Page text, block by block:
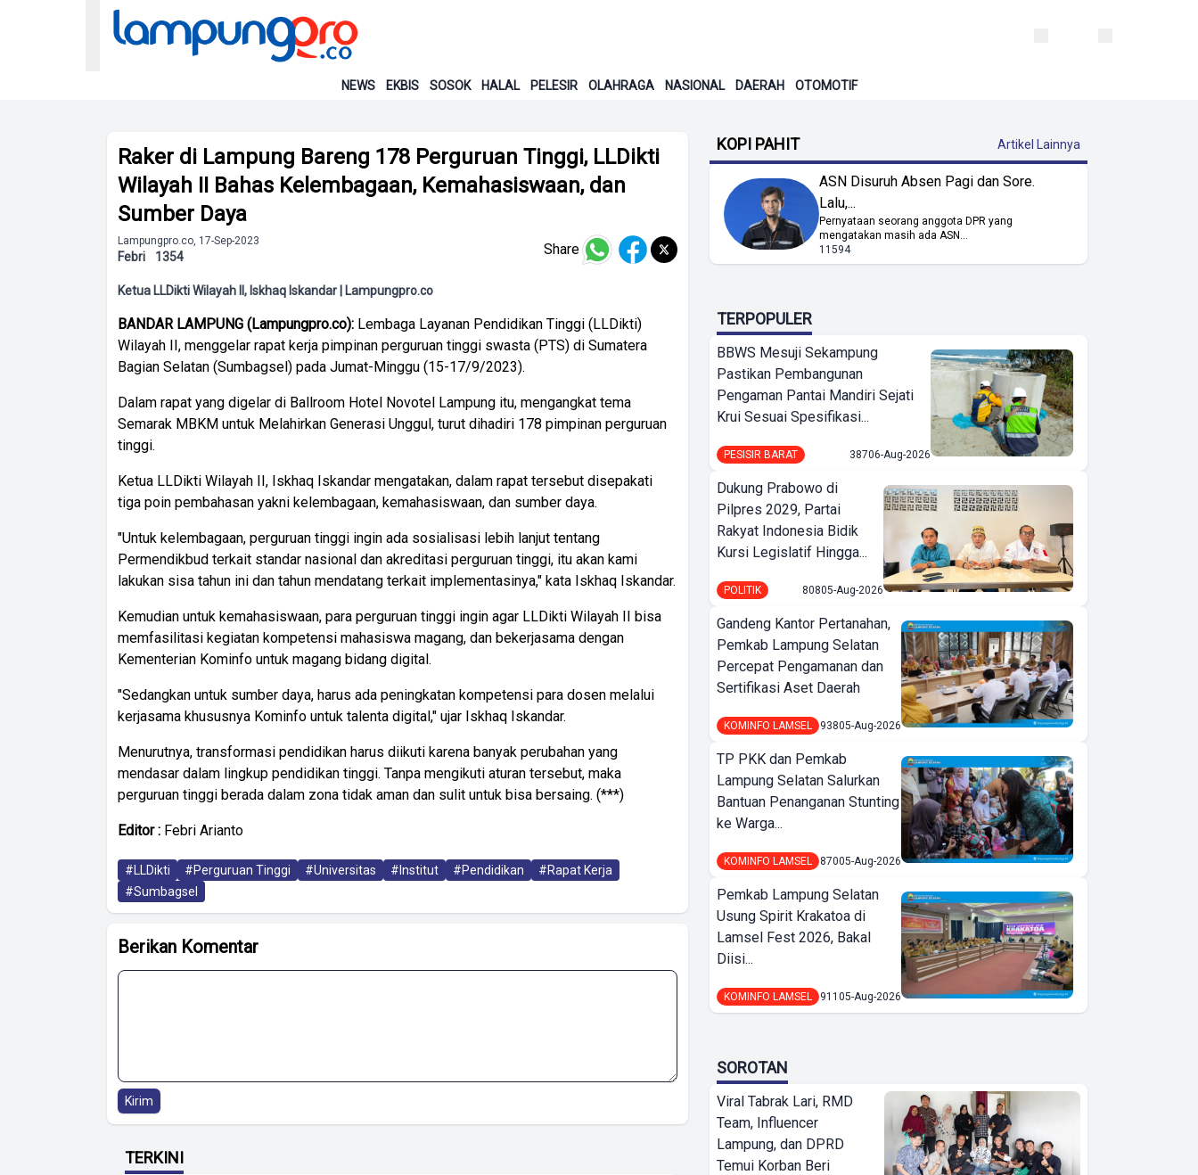
NEWS EKBIS SOSOK HALAL PELESIR OLAHRAGA NASIONAL DAERAH OTOMOTIF
Raker di Lampung Bareng 178 Perguruan Tinggi, LLDikti
Wilayah II Bahas Kelembagaan, Kemahasiswaan, dan
Sumber Daya
Lampungpro.co, 17-Sep-2023
Febri 1354 Share
Ketua LLDikti Wilayah II, Iskhaq Iskandar | Lampungpro.co
BANDAR LAMPUNG (Lampungpro.co): Lembaga Layanan Pendidikan Tinggi (LLDikti)
Wilayah II, menggelar rapat kerja pimpinan perguruan tinggi swasta (PTS) di Sumatera
Bagian Selatan (Sumbagsel) pada Jumat-Minggu (15-17/9/2023).
Dalam rapat yang digelar di Ballroom Hotel Novotel Lampung itu, mengangkat tema
Semarak MBKM untuk Melahirkan Generasi Unggul, turut dihadiri 178 pimpinan perguruan
tinggi.
Ketua LLDikti Wilayah II, Iskhaq Iskandar mengatakan, dalam rapat tersebut disepakati
tiga poin pembahasan yakni kelembagaan, kemahasiswaan, dan sumber daya.
"Untuk kelembagaan, perguruan tinggi ingin ada sosialisasi lebih lanjut tentang
Permendikbud terkait standar nasional dan akreditasi perguruan tinggi, itu akan kami
lakukan sisa tahun ini dan tahun mendatang terkait implementasinya," kata Iskhaq Iskandar.
Kemudian untuk kemahasiswaan, para perguruan tinggi ingin agar LLDikti Wilayah II bisa
memfasilitasi kegiatan kompetensi mahasiswa magang, dan bekerjasama dengan
Kementerian Kominfo untuk magang bidang digital.
"Sedangkan untuk sumber daya, harus ada peningkatan kompetensi para dosen melalui
kerjasama khususnya Kominfo untuk talenta digital," ujar Iskhaq Iskandar.
Menurutnya, transformasi pendidikan harus diikuti karena banyak perubahan yang
mendasar dalam lingkup pendidikan tinggi. Tanpa mengikuti aturan tersebut, maka
perguruan tinggi berada dalam zona tidak aman dan sulit untuk bisa bersaing. (***)
Editor : Febri Arianto
#LLDikti #Perguruan Tinggi #Universitas #Institut #Pendidikan
#Rapat Kerja
#Sumbagsel
Berikan Komentar
Kirim
TERKINI
KOPI PAHIT Artikel Lainnya
ASN Disuruh Absen Pagi dan Sore.
Lalu,...
Pernyataan seorang anggota DPR yang
mengatakan masih ada ASN...
11594
TERPOPULER
BBWS Mesuji Sekampung
Pastikan Pembangunan
Pengaman Pantai Mandiri Sejati
Krui Sesuai Spesifikasi...
PESISIR BARAT 38706-Aug-2026
Dukung Prabowo di
Pilpres 2029, Partai
Rakyat Indonesia Bidik
Kursi Legislatif Hingga...
POLITIK 80805-Aug-2026
Gandeng Kantor Pertanahan,
Pemkab Lampung Selatan
Percepat Pengamanan dan
Sertifikasi Aset Daerah
KOMINFO LAMSEL 93805-Aug-2026
TP PKK dan Pemkab
Lampung Selatan Salurkan
Bantuan Penanganan Stunting
ke Warga...
KOMINFO LAMSEL 87005-Aug-2026
Pemkab Lampung Selatan
Usung Spirit Krakatoa di
Lamsel Fest 2026, Bakal
Diisi...
KOMINFO LAMSEL 911 05-Aug-2026
SOROTAN
Viral Tabrak Lari, RMD
Team, Influencer
Lampung, dan DPRD
Temui Korban Beri